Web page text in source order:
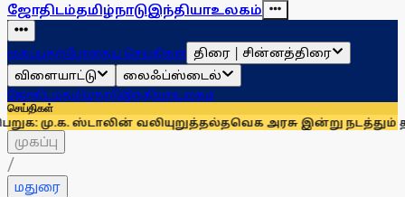
ஜோதிடம்தமிழ்நாடுஇந்தியாஉலகம்
முகப்புதற்போதைய செய்திகள் திரை | சின்னத்திரை
விளையாட்டு
லைஃப்ஸ்டைல்
ஜோதிடம்தமிழ்நாடுஇந்தியாஉலகம்
செய்திகள்
வலியுறுத்தல்தவெக அரசு இன்று நடத்தும் தமிழக
முகப்பு
/
மதுரை